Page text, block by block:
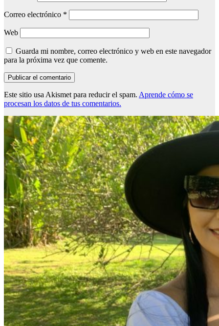
Correo electrónico *
Web
Guarda mi nombre, correo electrónico y web en este navegador
para la próxima vez que comente.
Este sitio usa Akismet para reducir el spam. Aprende cómo se
procesan los datos de tus comentarios.